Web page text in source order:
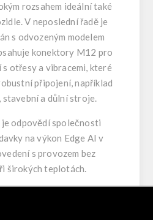
rozsahem ideální také
V neposlední řadě je
s odvozeným modelem
konektory M12 pro
otřesy a vibracemi, které
připojení, například
stavební a důlní stroje.
je odpovědí společnosti
na výkon Edge AI v
s provozem bez
širokých teplotách.